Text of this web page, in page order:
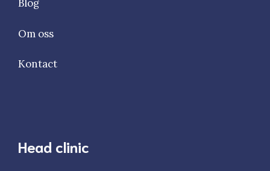
Blog
Om oss
Kontact
Head clinic